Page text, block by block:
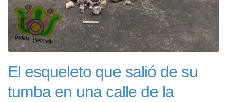
El esqueleto que salió de su
tumba en una calle de la